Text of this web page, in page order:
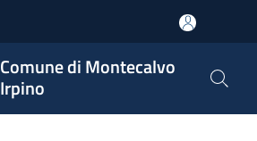
Comune di Montecalvo
Irpino